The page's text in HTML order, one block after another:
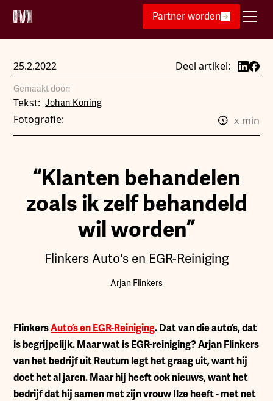
Partner worden
25.2.2022 Deel artikel:
Gemaakt door:
Tekst: Johan Koning
Fotografie: x min
“Klanten behandelen
zoals ik zelf behandeld
wil worden”
Flinkers Auto's en EGR-Reiniging
Arjan Flinkers
FlinkersAuto’s en EGR-Reiniging. Dat van die auto’s, dat
is begrijpelijk. Maar wat is EGR-reiniging? Arjan Flinkers
van het bedrijf uit Reutum legt het graag uit, want hij
doet het al jaren. Maar hij heeft ook nieuws, want het
bedrijf dat hij samen met zijn vrouw Ilze heeft - met net